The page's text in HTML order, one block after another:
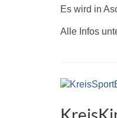
Es wird in
Alle Infos